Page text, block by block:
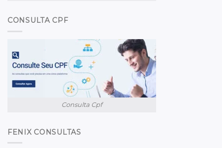
CONSULTA CPF
Consulta Cpf
FENIX CONSULTAS